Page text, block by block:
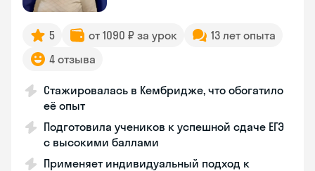
5 от 1090 ₽ за урок
13 лет опыта
4 отзыва
Стажировалась в Кембридже, что обогатило
её опыт
Подготовила учеников к успешной сдаче ЕГЭ
с высокими баллами
Применяет индивидуальный подход к